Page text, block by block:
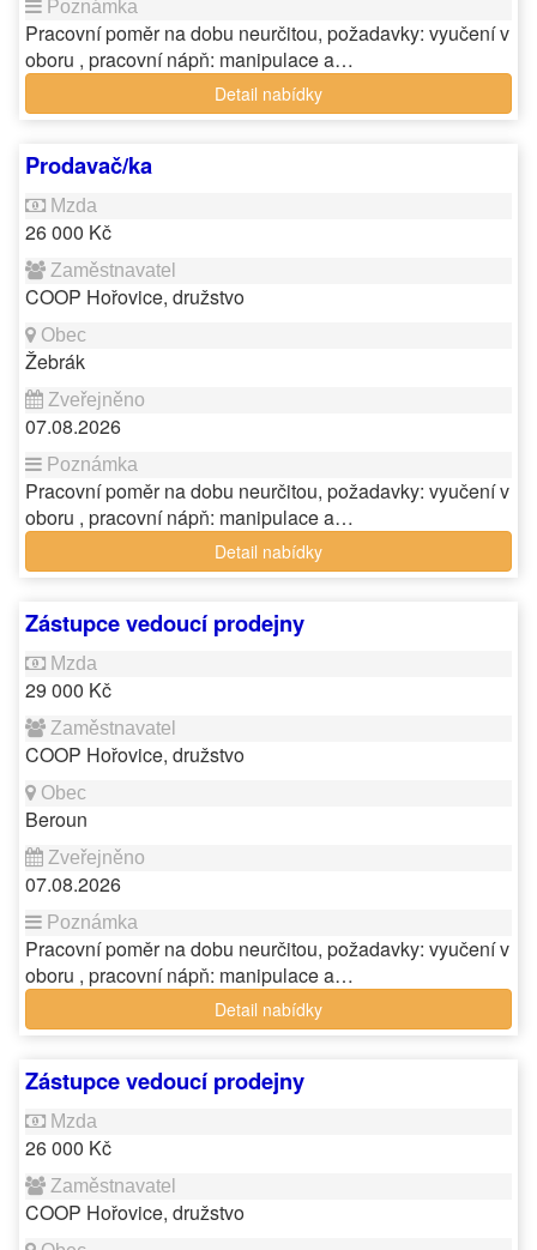
Pracovní poměr na dobu neurčitou, požadavky: vyučení v
oboru , pracovní nápň: manipulace a…
Detail nabídky
Prodavač/ka
26 000 Kč
COOP Hořovice, družstvo
Žebrák
07.08.2026
Pracovní poměr na dobu neurčitou, požadavky: vyučení v
oboru , pracovní nápň: manipulace a…
Detail nabídky
Zástupce vedoucí prodejny
29 000 Kč
COOP Hořovice, družstvo
Beroun
07.08.2026
Pracovní poměr na dobu neurčitou, požadavky: vyučení v
oboru , pracovní nápň: manipulace a…
Detail nabídky
Zástupce vedoucí prodejny
26 000 Kč
COOP Hořovice, družstvo